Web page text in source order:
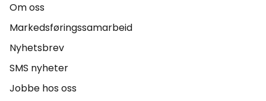
Om oss
Markedsføringssamarbeid
Nyhetsbrev
SMS nyheter
Jobbe hos oss